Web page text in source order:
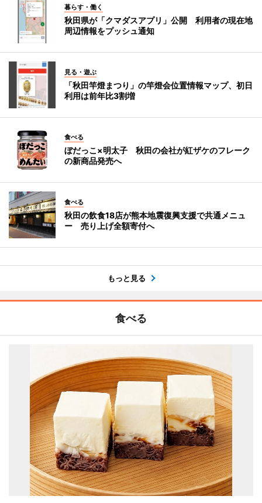
暮らす・働く
秋田県が「クマダスアプリ」公開 利用者の現在地
周辺情報をプッシュ通知
見る・遊ぶ
「秋田竿燈まつり」の竿燈会位置情報マップ、初日
利用は前年比3割増
食べる
ぼだっこ×明太子 秋田の会社が紅ザケのフレーク
の新商品発売へ
食べる
秋田の飲食18店が熊本地震復興支援で共通メニュ
ー 売り上げ全額寄付へ
もっと見る
食べる